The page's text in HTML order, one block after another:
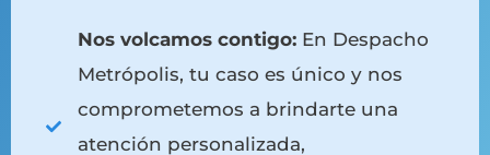
Nos volcamos contigo:En Despacho
Metrópolis, tu caso es único y nos
comprometemos a brindarte una
atención personalizada,